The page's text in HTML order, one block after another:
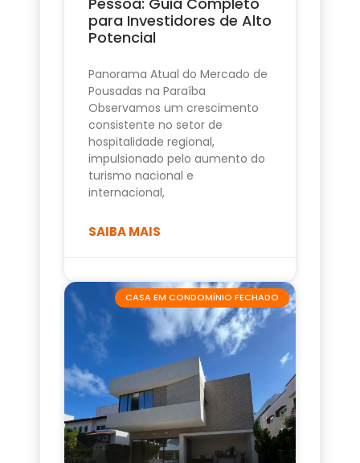
para Investidores de Alto
Potencial
Panorama Atual do Mercado de
Pousadas na Paraíba
Observamos um crescimento
consistente no setor de
hospitalidade regional,
impulsionado pelo aumento do
turismo nacional e
internacional,
SAIBA MAIS
CASA EM CONDOMÍNIO FECHADO